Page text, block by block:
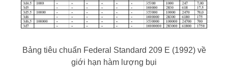
Bảng tiêu chuẩn Federal Standard 209 E (1992) về
giới hạn hàm lượng bụi